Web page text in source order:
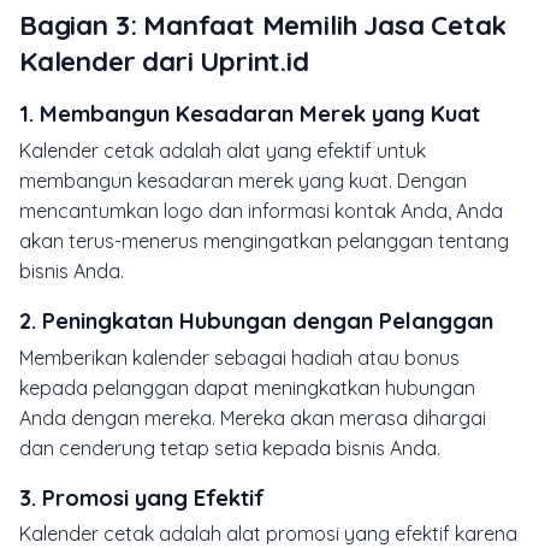
Bagian 3: Manfaat Memilih Jasa Cetak
Kalender dari Uprint.id
1. Membangun Kesadaran Merek yang Kuat
Kalender cetak adalah alat yang efektif untuk
membangun kesadaran merek yang kuat. Dengan
mencantumkan logo dan informasi kontak Anda, Anda
akan terus-menerus mengingatkan pelanggan tentang
bisnis Anda.
2. Peningkatan Hubungan dengan Pelanggan
Memberikan kalender sebagai hadiah atau bonus
kepada pelanggan dapat meningkatkan hubungan
Anda dengan mereka. Mereka akan merasa dihargai
dan cenderung tetap setia kepada bisnis Anda.
3. Promosi yang Efektif
Kalender cetak adalah alat promosi yang efektif karena